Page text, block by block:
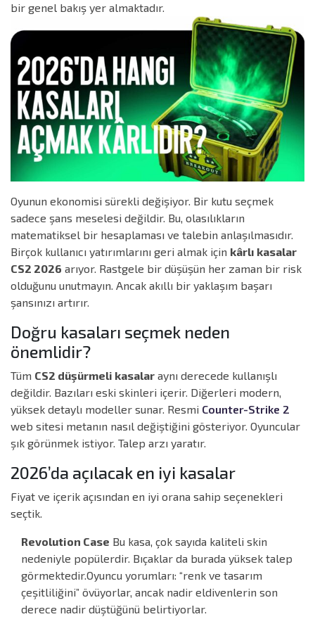
bir genel bakış yer almaktadır.
Oyunun ekonomisi sürekli değişiyor. Bir kutu seçmek
sadece şans meselesi değildir. Bu, olasılıkların
matematiksel bir hesaplaması ve talebin anlaşılmasıdır.
Birçok kullanıcı yatırımlarını geri almak için kârlı kasalar
CS2 2026 arıyor. Rastgele bir düşüşün her zaman bir risk
olduğunu unutmayın. Ancak akıllı bir yaklaşım başarı
şansınızı artırır.
Doğru kasaları seçmek neden
önemlidir?
Tüm CS2 düşürmeli kasalar aynı derecede kullanışlı
değildir. Bazıları eski skinleri içerir. Diğerleri modern,
yüksek detaylı modeller sunar. Resmi Counter-Strike 2
web sitesi metanın nasıl değiştiğini gösteriyor. Oyuncular
şık görünmek istiyor. Talep arzı yaratır.
2026’da açılacak en iyi kasalar
Fiyat ve içerik açısından en iyi orana sahip seçenekleri
seçtik.
Revolution Case Bu kasa, çok sayıda kaliteli skin
nedeniyle popülerdir. Bıçaklar da burada yüksek talep
görmektedir.Oyuncu yorumları: “renk ve tasarım
çeşitliliğini” övüyorlar, ancak nadir eldivenlerin son
derece nadir düştüğünü belirtiyorlar.